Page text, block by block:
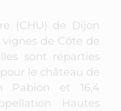
(CHU) de Dijon
vignes de Côte de
sont réparties
le château de
Pabion et 16,4
Hautes